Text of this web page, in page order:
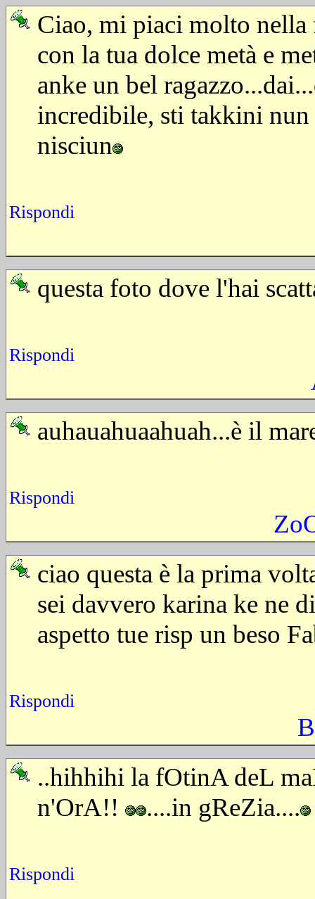
Ciao, mi piaci molto
con la tua dolce metà e
anke un bel
incredibile, sti takkini nun
nisciun
Rispondi
questa foto dove l'hai
Rispondi
auhauahuaahuah...è il
Rispondi
ciao questa è la prima
sei davvero karina ke ne
aspetto tue risp un beso
Rispondi
..hihhihi la fOtinA deL
n'OrA!!
....in gReZia....
Rispondi